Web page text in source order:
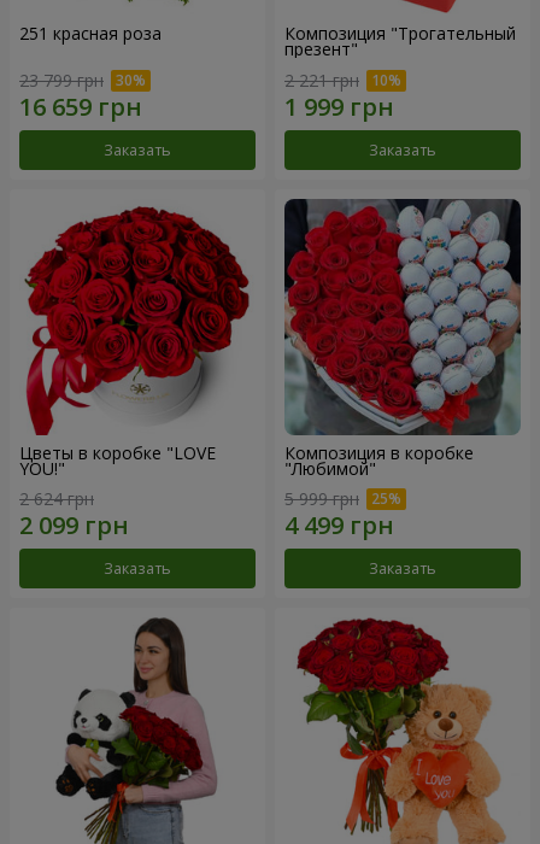
251 красная роза
23 799 грн
Заказать
Композиция "Трогательный
презент"
2 221 грн
Заказать
Цветы в коробке "LOVE
YOU!"
2 624 грн
Заказать
Композиция в коробке
"Любимой"
5 999 грн
Заказать